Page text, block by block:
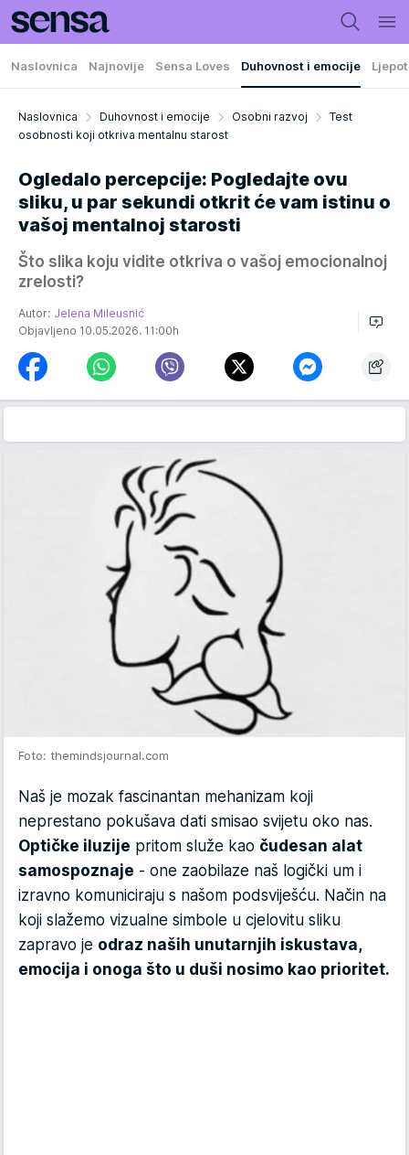
Naslovnica Najnovije Sensa Loves Duhovnost i emocije
Naslovnica Duhovnost i emocije Osobni razvoj
Test
osobnosti koji otkriva mentalnu starost
Ogledalo percepcije: Pogledajte ovu
sliku, u par sekundi otkrit će vam istinu o
vašoj mentalnoj starosti
Što slika koju vidite otkriva o vašoj emocionalnoj
zrelosti?
Autor: Jelena Mileusnić
Objavljeno 10.05.2026. 11:00h
Foto: themindsjournal.com
Naš je mozak fascinantan mehanizam koji
neprestano pokušava dati smisao svijetu oko nas.
Optičke iluzije pritom služe kao čudesan alat
samospoznaje - one zaobilaze naš logički um i
izravno komuniciraju s našom podsviješću. Način na
koji slažemo vizualne simbole u cjelovitu sliku
zapravo je odraz naših unutarnjih iskustava,
emocija i onoga što u duši nosimo kao prioritet.